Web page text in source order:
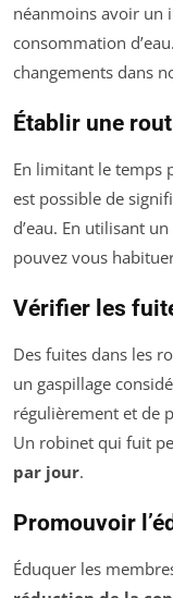
néanmoins avoir un
consommation
changements dans
Établir une
En limitant le temps
est possible de
d’eau. En utilisant
pouvez vous
Vérifier les
Des fuites dans les
un gaspillage
régulièrement et de
Un robinet qui fuit
par jour.
Promouvoir
Éduquer les